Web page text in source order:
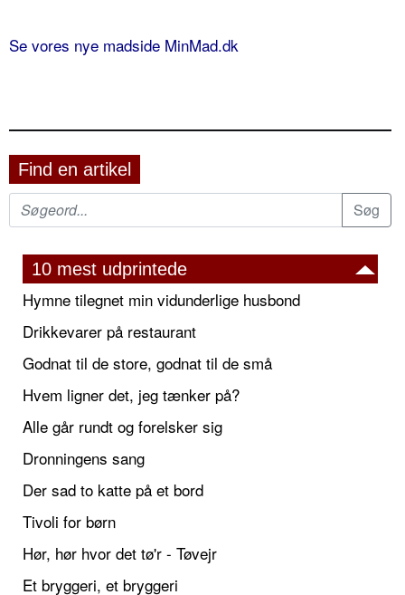
Se vores nye madside MinMad.dk
Find en artikel
10 mest udprintede
Hymne tilegnet min vidunderlige husbond
Drikkevarer på restaurant
Godnat til de store, godnat til de små
Hvem ligner det, jeg tænker på?
Alle går rundt og forelsker sig
Dronningens sang
Der sad to katte på et bord
Tivoli for børn
Hør, hør hvor det tø'r - Tøvejr
Et bryggeri, et bryggeri